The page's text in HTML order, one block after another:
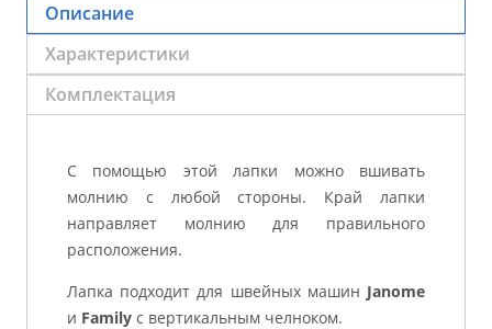
Описание
Характеристики
Комплектация
С помощью этой лапки можно вшивать
молнию с любой стороны. Край лапки
направляет молнию для правильного
расположения.
Лапка подходит для швейных машин Janome
и Family с вертикальным челноком.